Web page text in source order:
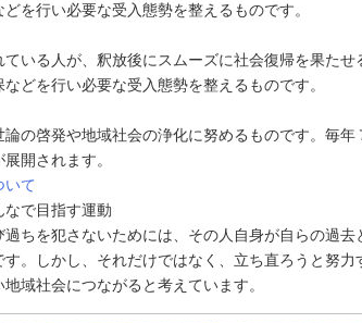
を行い必要な受入態勢を整えるものです。
いる人が、釈放後にスムーズに社会復帰を果たせ
どを行い必要な受入態勢を整えるものです。
の啓発や地域社会の浄化に努めるものです。毎
開されます。
いて
で目指す運動
ちを犯さないためには、その人自身が自らの過
。しかし、それだけではなく、立ち直ろうと努力
域社会につながると考えています。